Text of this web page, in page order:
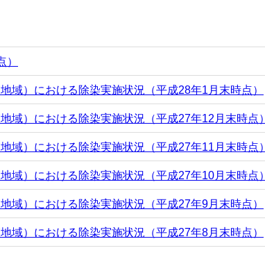
域）における除染実施状況（平成28年1月末時点）
域）における除染実施状況（平成27年12月末時点）
域）における除染実施状況（平成27年11月末時点）
域）における除染実施状況（平成27年10月末時点）
域）における除染実施状況（平成27年9月末時点）
域）における除染実施状況（平成27年8月末時点）